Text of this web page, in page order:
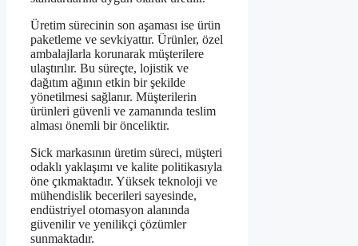
Üretim sürecinin son aşaması ise ürün
paketleme ve sevkiyattır. Ürünler, özel
ambalajlarla korunarak müşterilere
ulaştırılır. Bu süreçte, lojistik ve
dağıtım ağının etkin bir şekilde
yönetilmesi sağlanır. Müşterilerin
ürünleri güvenli ve zamanında teslim
alması önemli bir önceliktir.
Sick markasının üretim süreci, müşteri
odaklı yaklaşımı ve kalite politikasıyla
öne çıkmaktadır. Yüksek teknoloji ve
mühendislik becerileri sayesinde,
endüstriyel otomasyon alanında
güvenilir ve yenilikçi çözümler
sunmaktadır.